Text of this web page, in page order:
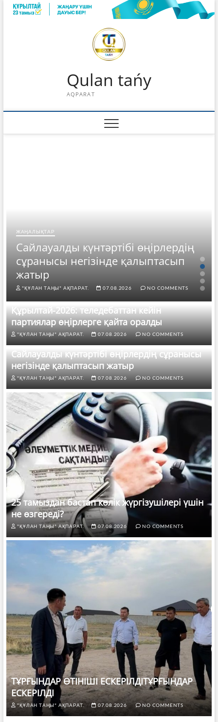
Skip
Qulan tańy
AQPARAT
ЖАҢАЛЫҚТАР
Сайлауалды күнтәртібі өңірлердің
сұранысы негізінде қалыптасып
жатыр
"ҚҰЛАН ТАҢЫ" АҚПАРАТ. 07.08.2026 NO COMMENTS
Құрылтай-2026: теледебаттан кейін
партиялар өңірлерге қайта оралды
"ҚҰЛАН ТАҢЫ" АҚПАРАТ. 07.08.2026 NO COMMENTS
Сайлауалды күнтәртібі өңірлердің сұранысы
негізінде қалыптасып жатыр
"ҚҰЛАН ТАҢЫ" АҚПАРАТ. 07.08.2026 NO COMMENTS
25 тамыздан бастап көлік жүргізушілері үшін
не өзгереді?
"ҚҰЛАН ТАҢЫ" АҚПАРАТ. 07.08.2026 NO COMMENTS
ТҰРҒЫНДАР ӨТІНІШІ ЕСКЕРІЛДІТҰРҒЫНДАР
ЕСКЕРІЛДІ
"ҚҰЛАН ТАҢЫ" АҚПАРАТ. 07.08.2026 NO COMMENTS